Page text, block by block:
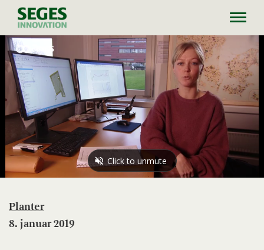
Planter
8. januar 2019